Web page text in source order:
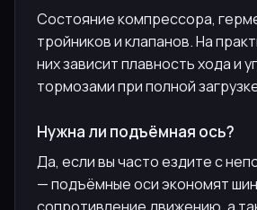
Состояние компрессора,
тройников и клапанов. На
них зависит плавность хода и
тормозами при полной
Нужна ли подъёмная ось?
Да, если вы часто ездите с
— подъёмные оси экономят